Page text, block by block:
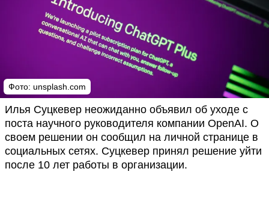
Фото: unsplash.com
Илья Суцкевер неожиданно объявил об уходе с
поста научного руководителя компании OpenAI. О
своем решении он сообщил на личной странице в
социальных сетях. Суцкевер принял решение уйти
после 10 лет работы в организации.